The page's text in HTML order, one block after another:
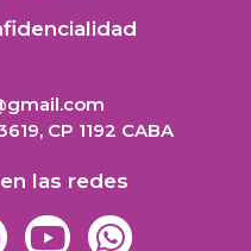
CP 1192 CABA
las redes